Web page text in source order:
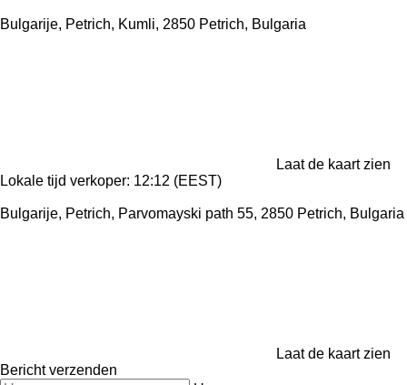
Bulgarije, Petrich, Kumli, 2850 Petrich, Bulgaria
Laat de kaart zien
Lokale tijd verkoper: 12:12 (EEST)
Bulgarije, Petrich, Parvomayski path 55, 2850 Petrich, Bulgaria
Laat de kaart zien
Bericht verzenden